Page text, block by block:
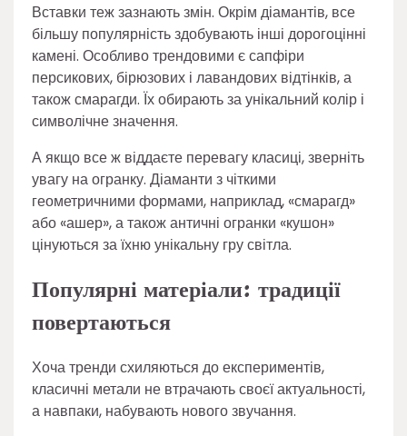
Вставки теж зазнають змін. Окрім діамантів, все
більшу популярність здобувають інші дорогоцінні
камені. Особливо трендовими є сапфіри
персикових, бірюзових і лавандових відтінків, а
також смарагди. Їх обирають за унікальний колір і
символічне значення.
А якщо все ж віддаєте перевагу класиці, зверніть
увагу на огранку. Діаманти з чіткими
геометричними формами, наприклад, «смарагд»
або «ашер», а також античні огранки «кушон»
цінуються за їхню унікальну гру світла.
Популярні матеріали: традиції
повертаються
Хоча тренди схиляються до експериментів,
класичні метали не втрачають своєї актуальності,
а навпаки, набувають нового звучання.